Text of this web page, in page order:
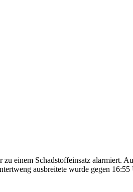
einem Schadstoffeinsatz alarmiert.
ausbreitete wurde gegen